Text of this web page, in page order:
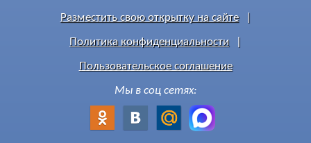
Разместить свою открытку на сайте
Политика конфиденциальности
Пользовательское соглашение
Мы в соц сетях: